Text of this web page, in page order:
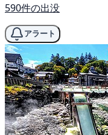
590件の出没
アラート